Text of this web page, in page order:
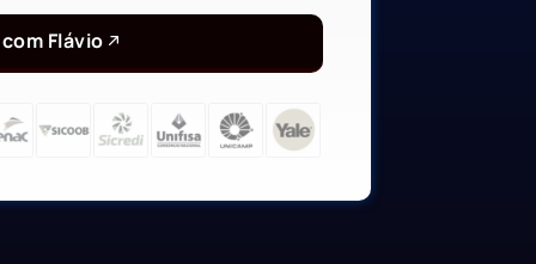
Flávio